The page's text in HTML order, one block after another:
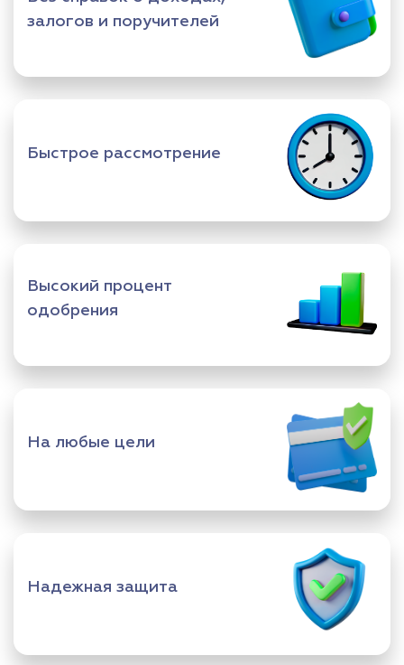
залогов и поручителей
Быстрое рассмотрение
Высокий процент
одобрения
На любые цели
Надежная защита